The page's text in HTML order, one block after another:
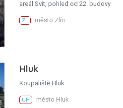
areál Svit, pohled od 22. budovy
ZL město Zlín
Hluk
Koupaliště Hluk
UH město Hluk